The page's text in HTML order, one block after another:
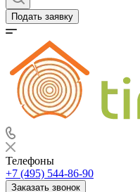
Подать заявку
Телефоны
+7 (495) 544-86-90
Заказать звонок